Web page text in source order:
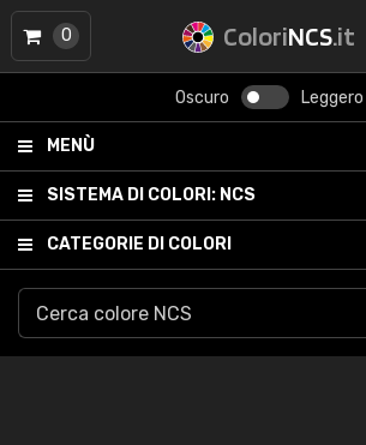
ColoriNCS.it
Oscuro Leggero
MENÙ
SISTEMA DI COLORI: NCS
CATEGORIE DI COLORI
0